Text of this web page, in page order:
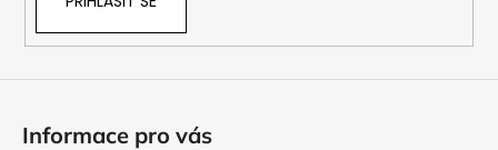
Informace pro vás